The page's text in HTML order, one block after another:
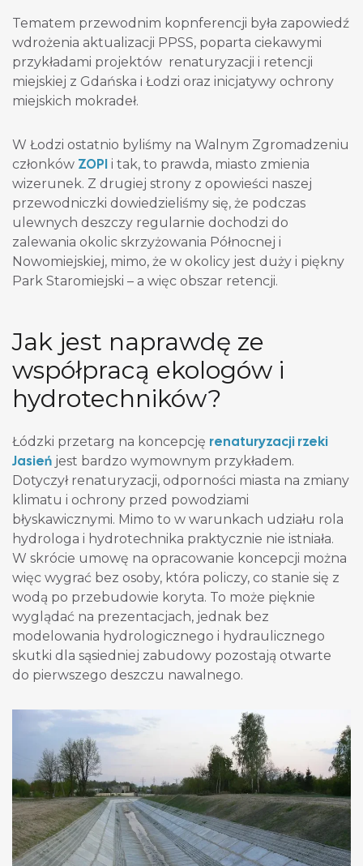
Tematem przewodnim kopnferencji była zapowiedź
wdrożenia aktualizacji PPSS, poparta ciekawymi
przykładami projektów renaturyzacji i retencji
miejskiej z Gdańska i Łodzi oraz inicjatywy ochrony
miejskich mokradeł.
W Łodzi ostatnio byliśmy na Walnym Zgromadzeniu
członków ZOPI i tak, to prawda, miasto zmienia
wizerunek. Z drugiej strony z opowieści naszej
przewodniczki dowiedzieliśmy się, że podczas
ulewnych deszczy regularnie dochodzi do
zalewania okolic skrzyżowania Północnej i
Nowomiejskiej, mimo, że w okolicy jest duży i piękny
Park Staromiejski – a więc obszar retencji.
Jak jest naprawdę ze
współpracą ekologów i
hydrotechników?
Łódzki przetarg na koncepcję renaturyzacji rzeki
Jasień jest bardzo wymownym przykładem.
Dotyczył renaturyzacji, odporności miasta na zmiany
klimatu i ochrony przed powodziami
błyskawicznymi. Mimo to w warunkach udziału rola
hydrologa i hydrotechnika praktycznie nie istniała.
W skrócie umowę na opracowanie koncepcji można
więc wygrać bez osoby, która policzy, co stanie się z
wodą po przebudowie koryta. To może pięknie
wyglądać na prezentacjach, jednak bez
modelowania hydrologicznego i hydraulicznego
skutki dla sąsiedniej zabudowy pozostają otwarte
do pierwszego deszczu nawalnego.